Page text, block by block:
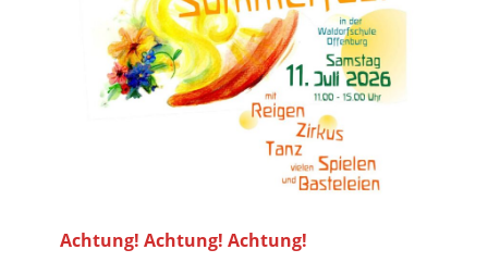
Achtung! Achtung! Achtung!